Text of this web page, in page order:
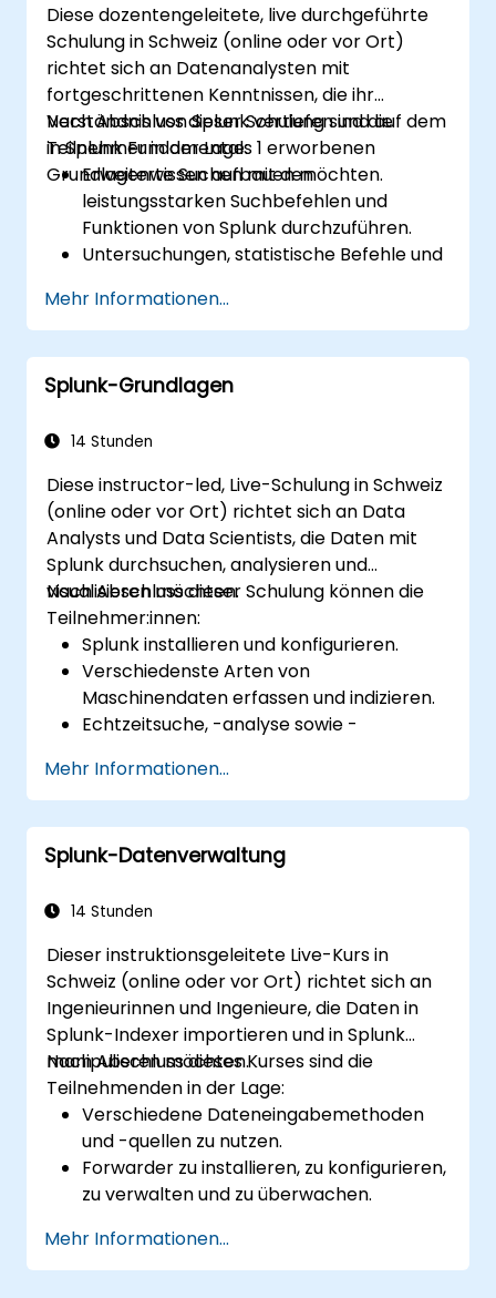
Diese dozentengeleitete, live durchgeführte
Schulung in Schweiz (online oder vor Ort)
richtet sich an Datenanalysten mit
fortgeschrittenen Kenntnissen, die ihr
Verständnis von Splunk vertiefen und auf dem
in Splunk Fundamentals 1 erworbenen
Grundlagenwissen aufbauen möchten.
Nach Abschluss dieser Schulung sind die
Teilnehmer in der Lage:
Erweiterte Suchen mit den
leistungsstarken Suchbefehlen und
Funktionen von Splunk durchzuführen.
Untersuchungen, statistische Befehle und
zu nutzen.
Sophistische Berichte und Dashboards
mit erweiterten
Visualisierungsmöglichkeiten zu erstellen.
geplante Berichte für Überwachungs-
einzurichten.
Mehr Informationen...
Splunk-Grundlagen
14 Stunden
Diese instructor-led, Live-Schulung in Schweiz
(online oder vor Ort) richtet sich an Data
Analysts und Data Scientists, die Daten mit
Splunk durchsuchen, analysieren und
visualisieren möchten.
Nach Abschluss dieser Schulung können die
Teilnehmer:innen:
Splunk installieren und konfigurieren.
Verschiedenste Arten von
Maschinendaten erfassen und indizieren.
Echtzeitsuche, -analyse sowie -
implementieren.
Komplexe Dashboards und Berichte
erstellen und teilen.
Mehr Informationen...
Splunk-Datenverwaltung
14 Stunden
Dieser instruktionsgeleitete Live-Kurs in
Schweiz (online oder vor Ort) richtet sich an
Ingenieurinnen und Ingenieure, die Daten in
Splunk-Indexer importieren und in Splunk
manipulieren möchten.
Nach Abschluss dieses Kurses sind die
Teilnehmenden in der Lage:
Verschiedene Dateneingabemethoden
und -quellen zu nutzen.
Forwarder zu installieren, zu konfigurieren,
zu verwalten und zu überwachen.
Einen Splunk-Diagnosebericht (Splunk
Diag) zu erstellen.
Mehr Informationen...